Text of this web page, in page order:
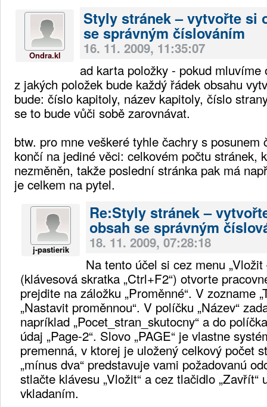
Ondra.kl
Styly stránek – vytvořte si
se správným číslováním
16. 11. 2009, 11:35:07
ad karta položky - pokud
z jakých položek bude každý řádek obsahu
bude: číslo kapitoly, název kapitoly, číslo
se to bude vůči sobě zarovnávat.
btw. pro mne veškeré tyhle čachry s posunem
končí na jediné věci: celkovém počtu stránek,
nezměněn, takže poslední stránka pak má
je celkem na pytel.
j-pastierik
Re:Styly stránek –
obsah se správným
18. 11. 2009, 07:28:18
Na tento účel si cez menu
(klávesová skratka „Ctrl+F2“) otvorte
prejdite na záložku „Proměnné“. V zozname
„Nastavit proměnnou“. V políčku „Název“
napríklad „Pocet_stran_skutocny“ a do
údaj „Page-2“. Slovo „PAGE“ je vlastne
premenná, v ktorej je uložený celkový počet
„mínus dva“ predstavuje vami požadovanú
stlačte klávesu „Vložit“ a cez tlačidlo „Zavřít“
vkladaním.